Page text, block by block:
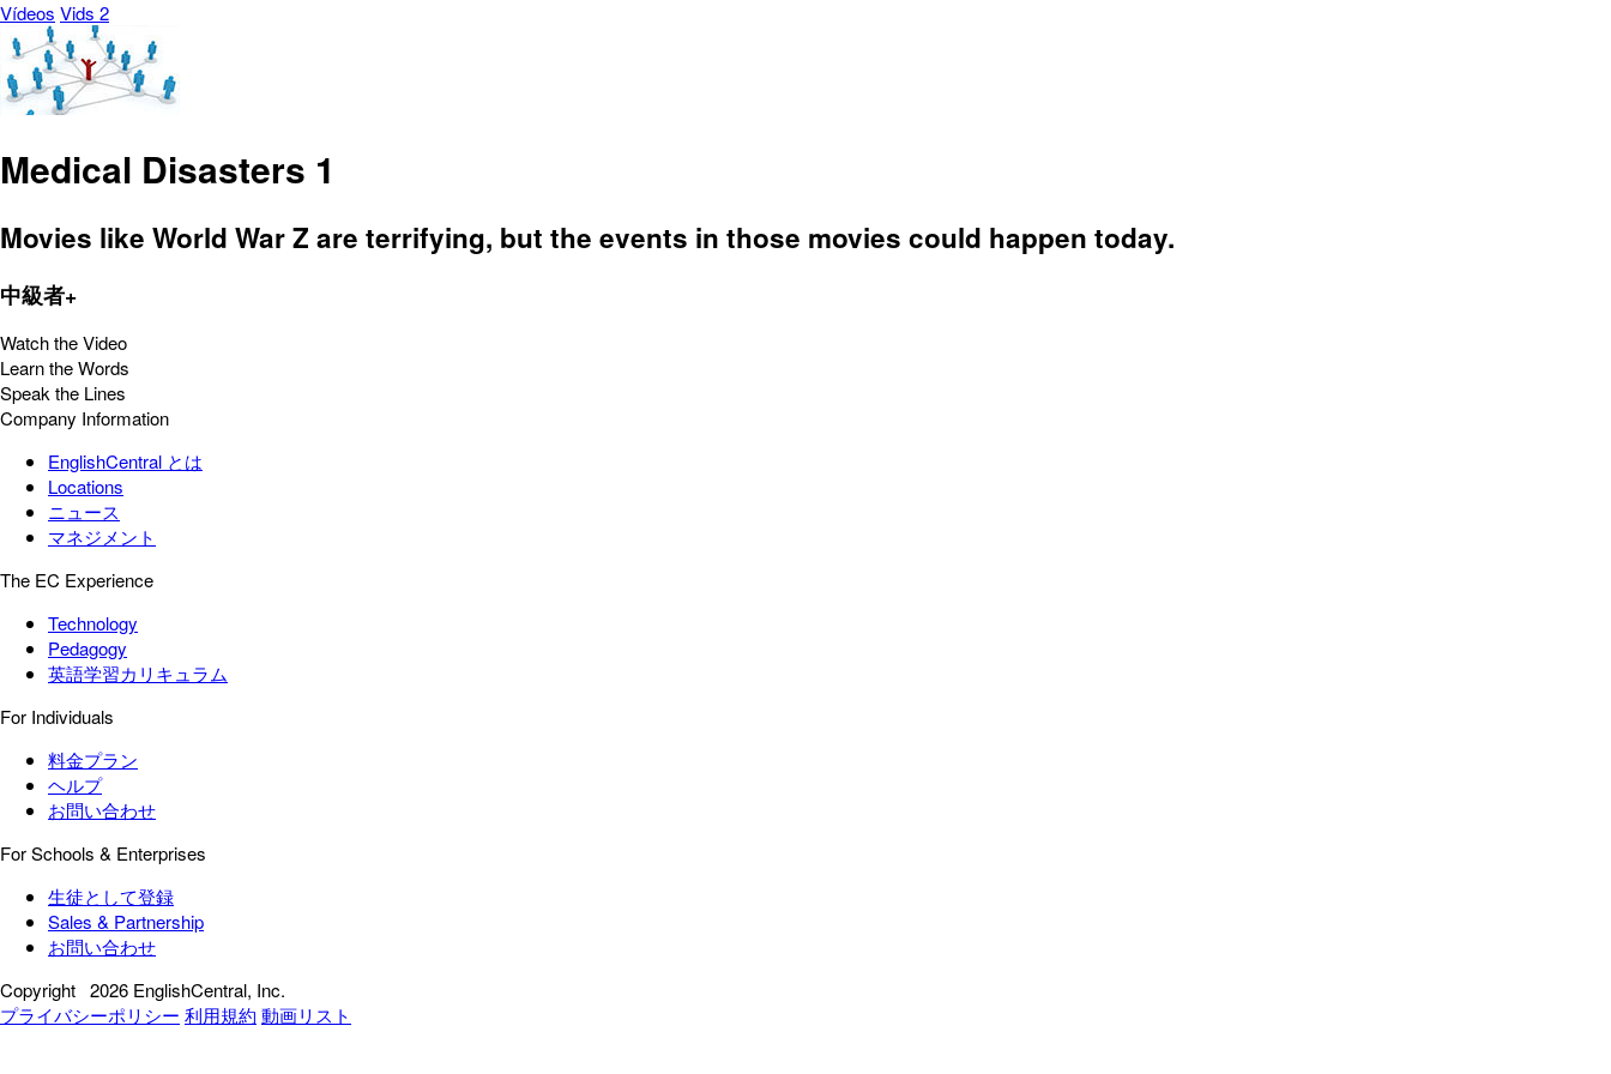
Vídeos Vids 2
Medical Disasters 1
Movies like World War Z are terrifying, but the events in those movies could happen today.
中級者+
Watch the Video
Learn the Words
Speak the Lines
Company Information
EnglishCentral とは
Locations
ニュース
マネジメント
The EC Experience
Technology
Pedagogy
英語学習カリキュラム
For Individuals
料金プラン
ヘルプ
お問い合わせ
For Schools & Enterprises
生徒として登録
Sales & Partnership
お問い合わせ
Copyright 2026 EnglishCentral, Inc.
プライバシーポリシー 利用規約 動画リスト